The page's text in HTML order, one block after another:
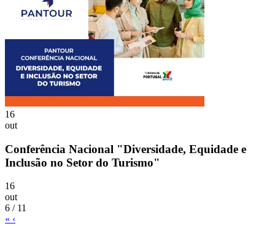
16
out
Conferência Nacional "Diversidade, Equidade e
Inclusão no Setor do Turismo"
16
out
6 / 11
« ‹